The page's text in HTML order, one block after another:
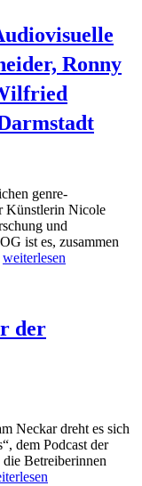
Ronny
genre-
Künstlerin Nicole
und
ist es, zusammen
weiterlesen
der
Neckar dreht es sich
dem Podcast der
Betreiberinnen